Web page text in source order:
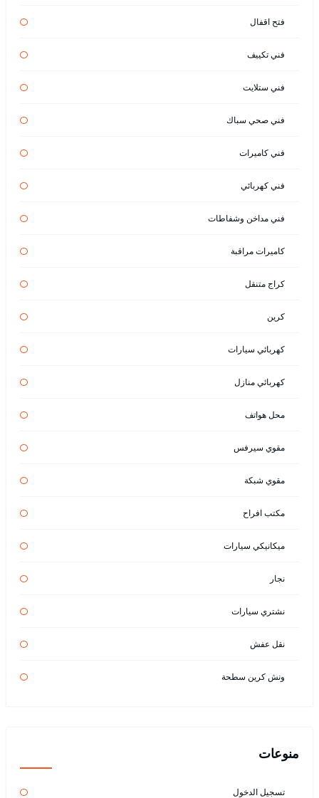
فتح اقفال
فني تكييف
فني ستلايت
فني صحي سباك
فني كاميرات
فني كهربائي
فني مداخن وشفاطات
كاميرات مراقبة
كراج متنقل
كرين
كهربائي سيارات
كهربائي منازل
محل هواتف
مقوي سيرفس
مقوي شبكة
مكتب افراح
ميكانيكي سيارات
نجار
نشتري سيارات
نقل عفش
ونش كرين سطحة
منوعات
تسجيل الدخول